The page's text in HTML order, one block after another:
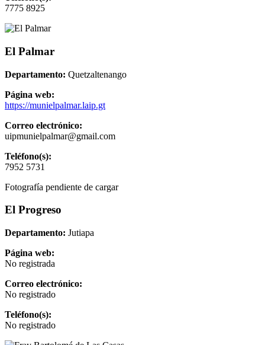
7775 8925
El Palmar
Departamento: Quetzaltenango
Página web:
https://munielpalmar.laip.gt
Correo electrónico:
uipmunielpalmar@gmail.com
Teléfono(s):
7952 5731
Fotografía pendiente de cargar
El Progreso
Departamento: Jutiapa
Página web:
No registrada
Correo electrónico:
No registrado
Teléfono(s):
No registrado